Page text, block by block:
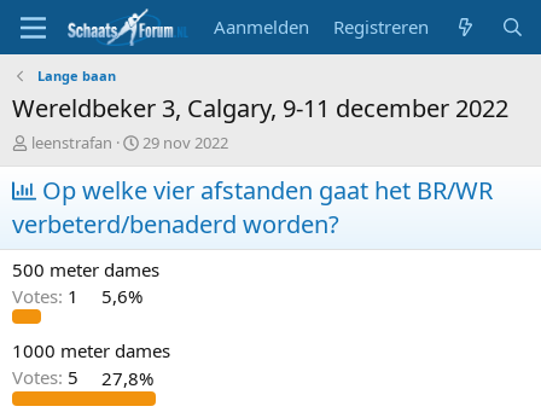
Aanmelden Registreren
Lange baan
Wereldbeker 3, Calgary, 9-11 december 2022
T
o
p
i
c
s
t
a
r
e
r
leenstrafan
S
t
a
r
t
d
a
t
29 nov 2022
Op welke vier afstanden gaat het BR/WR
verbeterd/benaderd worden?
500 meter dames
Votes: 1 5,6%
1000 meter dames
Votes: 5 27,8%